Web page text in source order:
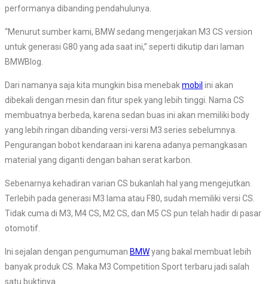
performanya dibanding pendahulunya.
“Menurut sumber kami, BMW sedang mengerjakan M3 CS version
untuk generasi G80 yang ada saat ini,” seperti dikutip dari laman
BMWBlog.
Dari namanya saja kita mungkin bisa menebakmobil ini akan
dibekali dengan mesin dan fitur spek yang lebih tinggi. Nama CS
membuatnya berbeda, karena sedan buas ini akan memiliki body
yang lebih ringan dibanding versi-versi M3 series sebelumnya.
Pengurangan bobot kendaraan ini karena adanya pemangkasan
material yang diganti dengan bahan serat karbon.
Sebenarnya kehadiran varian CS bukanlah hal yang mengejutkan.
Terlebih pada generasi M3 lama atau F80, sudah memiliki versi CS.
Tidak cuma di M3, M4 CS, M2 CS, dan M5 CS pun telah hadir di pasar
otomotif.
Ini sejalan dengan pengumuman BMWyang bakal membuat lebih
banyak produk CS. Maka M3 Competition Sport terbaru jadi salah
satu buktinya.